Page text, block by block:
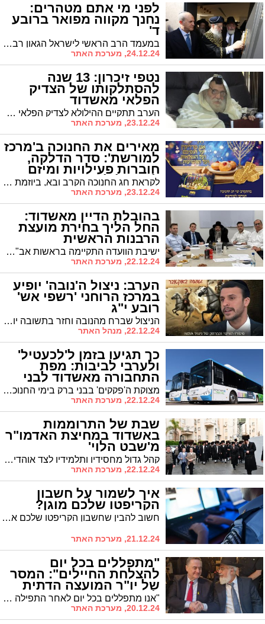
לפני מי אתם מטהרים:
נחנך מקווה מפואר ברובע
ד'
במעמד הרב הראשי לישראל הגאון רבי דוד יוסף נחנך מקווה מפואר ברובע ד'. הרב עובדיה דהן יו"ר המועצה הדתית קצר שבחים במעמד חנוכת ושיפוץ מקוה "בית אליס" והכריז על הנחת אבן הפינה למקוה ברובע יז'. שר הדתות הרב מלכיאלי התפעל מהיופי וההדר ואמר שאשדוד הינה לדוגמא במקוואות טהרה. ברכת המרא דאתרא הגר"ח פינטו הובאה לכבוד המעמד
24.12.24, מערכת האתר
נטפי זיכרון: 13 שנה
להסתלקותו של הצדיק
הפלאי מאשדוד
הערב תתקיים ההילולא לצדיק הפלאי רבי בן ציון פרץ זצ"ל מעמודי התפילה והיראה בעירנו # יהיה ניתן להשיג את ספרו 'בני ציון' עם הספר 'עמוד האש' על הנהגותיו בקודש # סיפורים מרתקים על חייו הגדולים
23.12.24, מערכת האתר
מאירים את החנוכה ב'מרכז
למורשת': סדר הדלקה,
חוברות פעילויות ומיזם
לימוד לילדים לקראת חג החנוכה הקרב ובא, ביוזמת "המרכז למורשת" בראשות מ"מ ראש העיר ר' אבי אמסלם, חולקו הערב בתיבות הדואר ברחבי העיר אלפי עותקים של חוברות מהודרות עם הדלקת נרות חנוכה, פיוטי החג ומזמורים הנאמרים בשעת ההדלקה
23.12.24, מערכת האתר
בהובלת הדיין מאשדוד:
החל הליך בחירת מועצת
הרבנות הראשית
ישיבת הוועדה התקיימה בראשות אב"ד אשדוד הרב משה אמסלם • נדונו הליכי הבחירות והנושאים העומדים על הפרק
22.12.24, מערכת האתר
הערב: ניצול ה'נובה' יופיע
במרכז הרוחני 'רשפי אש'
רובע י"ג
הניצול שברח מהנובה וחזר בתשובה יופיע היום בביה"כ 'רשפי אש' ויספר את סיפורו המפעים
22.12.24, מנהל האתר
כך תגיעו בזמן ל'לכעטיל'
ולערבי לביבות: מפת
התחבורה מאשדוד לבני
ברק בימי החנוכה מצוקת ה'פקקים' בבני ברק בימי החנוכה מוכרת לכל, כשהדבר משליך על זמן הנסיעה מבני ברק לאשדוד שהגיע בשנה שעברה עד ל-4 שעות (!) • לאור זאת, הוחלט השנה להחיל את שדרוג נוהלי ערבי ומוצאי חגים גם על ימי החנוכה ובכך ייחסך לנוסעים זמן יקר • כל הפרטים על השינויים החדשים
22.12.24, מערכת האתר
שבת של התרוממות
באשדוד במחיצת האדמו"ר
מ'שבט הלוי'
קהל גדול מחסידיו ותלמידיו לצד אוהדים רבים מרחבי העיר התאספו סביב שולחנו הטהור, שם נשמעו דברי תורה והתחזקות לקראת החנוכה מפי קודשו.
22.12.24, מערכת האתר
איך לשמור על חשבון
הקריפטו שלכם מוגן?
חשוב להבין שחשבון הקריפטו שלכם אינו שונה מחשבון בנק – הוא מטרה אטרקטיבית עבור תוקפים
21.12.24, מערכת האתר
"מתפללים בכל יום
להצלחת החיילים": המסר
של יו"ר המועצה הדתית
לשר הביטחון "אנו מתפללים בכל יום לאחר התפילה להצלחת חיילי צה"ל", אמר הרב דהן לשר, "ומייחלים לשובם המהיר של החטופים לביתם לחיים טובים ולשלום".
20.12.24, מערכת האתר